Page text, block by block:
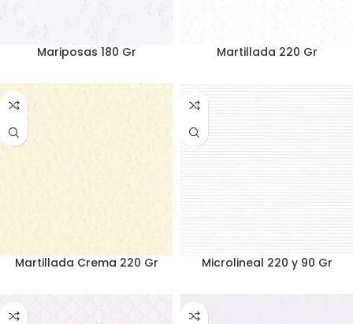
Mariposas 180 Gr Martillada 220 Gr
Martillada Crema 220 Gr Microlineal 220 y 90 Gr